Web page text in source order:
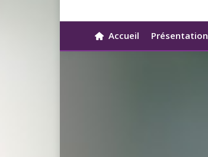
Accueil Présentation